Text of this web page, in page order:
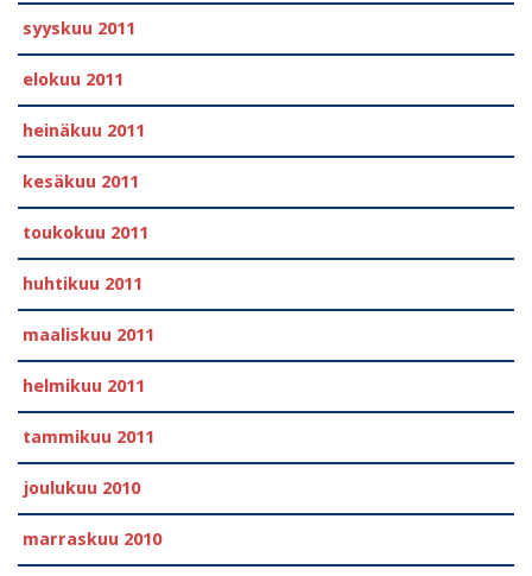
syyskuu 2011
elokuu 2011
heinäkuu 2011
kesäkuu 2011
toukokuu 2011
huhtikuu 2011
maaliskuu 2011
helmikuu 2011
tammikuu 2011
joulukuu 2010
marraskuu 2010